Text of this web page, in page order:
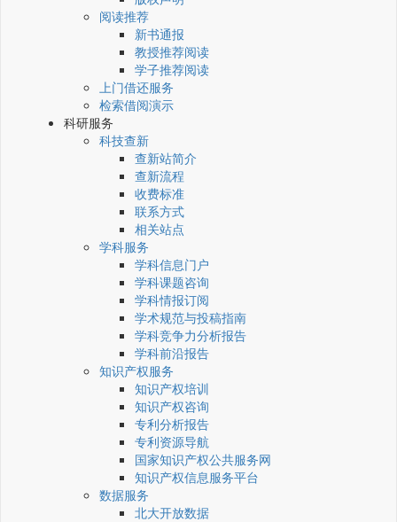
阅读推荐
新书通报
教授推荐阅读
学子推荐阅读
上门借还服务
检索借阅演示
科研服务
科技查新
查新站简介
查新流程
收费标准
联系方式
相关站点
学科服务
学科信息门户
学科课题咨询
学科情报订阅
学术规范与投稿指南
学科竞争力分析报告
学科前沿报告
知识产权服务
知识产权培训
知识产权咨询
专利分析报告
专利资源导航
国家知识产权公共服务网
知识产权信息服务平台
数据服务
北大开放数据